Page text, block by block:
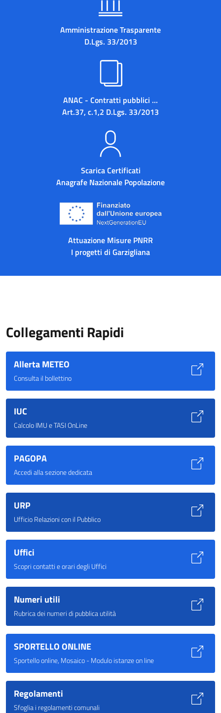
Amministrazione Trasparente
D.Lgs. 33/2013
ANAC - Contratti pubblici ...
Art.37, c.1,2 D.Lgs. 33/2013
Scarica Certificati
Anagrafe Nazionale Popolazione
Attuazione Misure PNRR
I progetti di Garzigliana
Collegamenti Rapidi
Allerta METEO
Consulta il bollettino
IUC
Calcolo IMU e TASI OnLine
PAGOPA
Accedi alla sezione dedicata
URP
Ufficio Relazioni con il Pubblico
Uffici
Scopri contatti e orari degli Uffici
Numeri utili
Rubrica dei numeri di pubblica utilità
SPORTELLO ONLINE
Sportello online, Mosaico - Modulo istanze on line
Regolamenti
Sfoglia i regolamenti comunali